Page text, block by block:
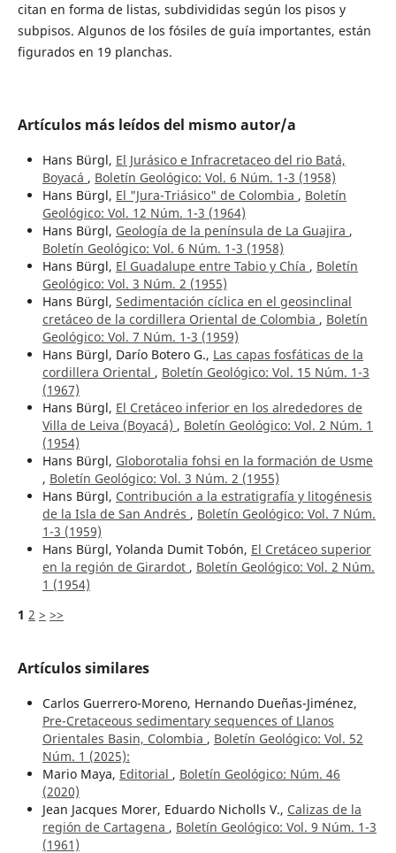
citan en forma de listas, subdivididas según los pisos y
subpisos. Algunos de los fósiles de guía importantes, están
figurados en 19 planchas.
Artículos más leídos del mismo autor/a
Hans Bürgl, El Jurásico e Infracretaceo del rio Batá,
Boyacá , Boletín Geológico: Vol. 6 Núm. 1-3 (1958)
Hans Bürgl, El "Jura-Triásico" de Colombia , Boletín
Geológico: Vol. 12 Núm. 1-3 (1964)
Hans Bürgl, Geología de la península de La Guajira ,
Boletín Geológico: Vol. 6 Núm. 1-3 (1958)
Hans Bürgl, El Guadalupe entre Tabio y Chía , Boletín
Geológico: Vol. 3 Núm. 2 (1955)
Hans Bürgl, Sedimentación cíclica en el geosinclinal
cretáceo de la cordillera Oriental de Colombia , Boletín
Geológico: Vol. 7 Núm. 1-3 (1959)
Hans Bürgl, Darío Botero G., Las capas fosfáticas de la
cordillera Oriental , Boletín Geológico: Vol. 15 Núm. 1-3
(1967)
Hans Bürgl, El Cretáceo inferior en los alrededores de
Villa de Leiva (Boyacá) , Boletín Geológico: Vol. 2 Núm. 1
(1954)
Hans Bürgl, Globorotalia fohsi en la formación de Usme
, Boletín Geológico: Vol. 3 Núm. 2 (1955)
Hans Bürgl, Contribución a la estratigrafía y litogénesis
de la Isla de San Andrés , Boletín Geológico: Vol. 7 Núm.
1-3 (1959)
Hans Bürgl, Yolanda Dumit Tobón, El Cretáceo superior
en la región de Girardot , Boletín Geológico: Vol. 2 Núm.
1 (1954)
1 2 > >>
Artículos similares
Carlos Guerrero-Moreno, Hernando Dueñas-Jiménez,
Pre-Cretaceous sedimentary sequences of Llanos
Orientales Basin, Colombia , Boletín Geológico: Vol. 52
Núm. 1 (2025):
Mario Maya, Editorial , Boletín Geológico: Núm. 46
(2020)
Jean Jacques Morer, Eduardo Nicholls V., Calizas de la
región de Cartagena , Boletín Geológico: Vol. 9 Núm. 1-3
(1961)